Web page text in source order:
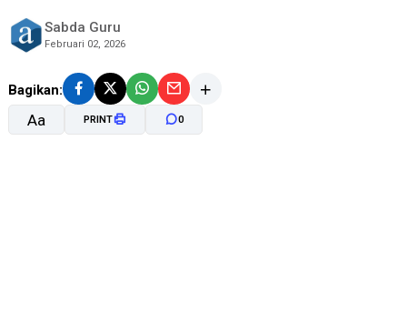
Sabda Guru
Februari 02, 2026
Bagikan:
Aa PRINT 0